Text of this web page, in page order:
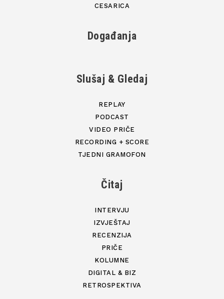
CESARICA
Događanja
Slušaj & Gledaj
REPLAY
PODCAST
VIDEO PRIČE
RECORDING + SCORE
TJEDNI GRAMOFON
Čitaj
INTERVJU
IZVJEŠTAJ
RECENZIJA
PRIČE
KOLUMNE
DIGITAL & BIZ
RETROSPEKTIVA